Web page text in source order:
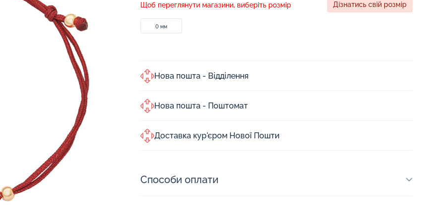
Щоб переглянути магазини, виберіть розмір Дізнатись свій розмір
0 мм
Нова пошта - Відділення
Нова пошта - Поштомат
Доставка кур'єром Нової Пошти
Способи оплати